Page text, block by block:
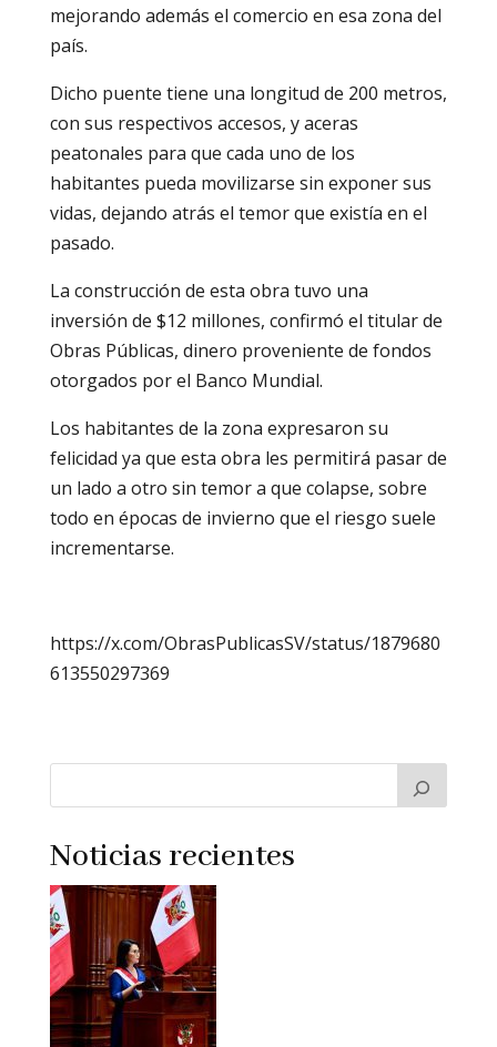
mejorando además el comercio en esa zona del
país.
Dicho puente tiene una longitud de 200 metros,
con sus respectivos accesos, y aceras
peatonales para que cada uno de los
habitantes pueda movilizarse sin exponer sus
vidas, dejando atrás el temor que existía en el
pasado.
La construcción de esta obra tuvo una
inversión de $12 millones, confirmó el titular de
Obras Públicas, dinero proveniente de fondos
otorgados por el Banco Mundial.
Los habitantes de la zona expresaron su
felicidad ya que esta obra les permitirá pasar de
un lado a otro sin temor a que colapse, sobre
todo en épocas de invierno que el riesgo suele
incrementarse.
https://x.com/ObrasPublicasSV/status/1879680
613550297369
Noticias recientes